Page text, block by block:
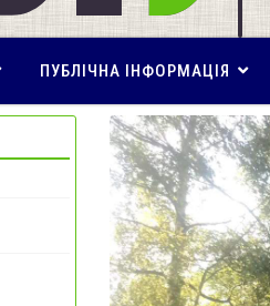
ПУБЛІЧНА ІНФОРМАЦІЯ